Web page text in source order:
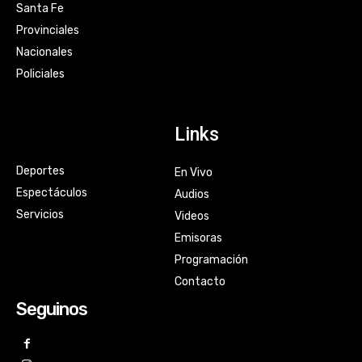
Santa Fe
Provinciales
Nacionales
Policiales
Deportes
Espectáculos
Servicios
Links
En Vivo
Audios
Videos
Emisoras
Programación
Contacto
Seguinos